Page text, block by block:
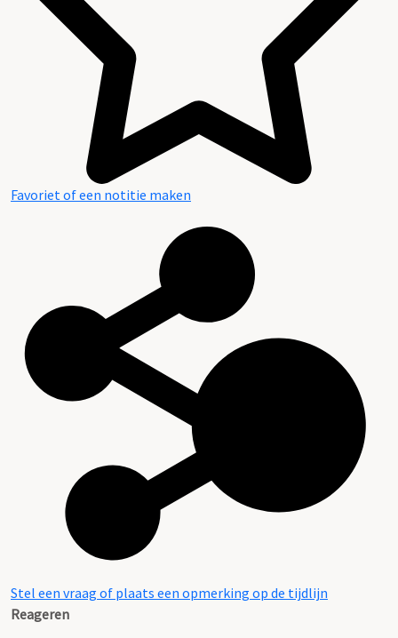
Favoriet of een notitie maken
Stel een vraag of plaats een opmerking op de tijdlijn
Reageren